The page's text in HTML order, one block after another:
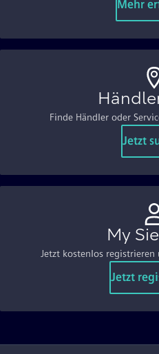
Mehr
Finde Händler oder
Jetzt
My
Jetzt kostenlos
Jetzt